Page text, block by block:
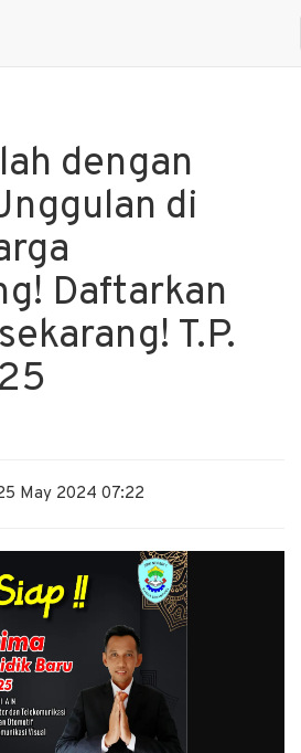
dengan
di
Daftarkan
T.P.
May 2024 07:22